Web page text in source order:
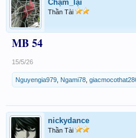
Chậm_lại
Thần Tài
MB 54
15/5/26
Nguyengia979 Ngami78
nickydance
Thần Tài